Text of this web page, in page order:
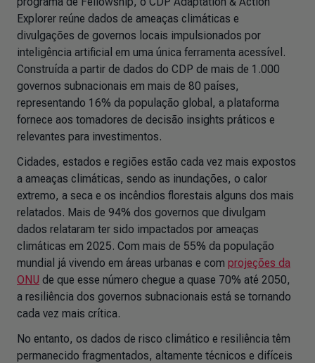
Explorer reúne dados de ameaças climáticas e
divulgações de governos locais impulsionados por
inteligência artificial em uma única ferramenta acessível.
Construída a partir de dados do CDP de mais de 1.000
governos subnacionais em mais de 80 países,
representando 16% da população global, a plataforma
fornece aos tomadores de decisão insights práticos e
relevantes para investimentos.
Cidades, estados e regiões estão cada vez mais expostos
a ameaças climáticas, sendo as inundações, o calor
extremo, a seca e os incêndios florestais alguns dos mais
relatados. Mais de 94% dos governos que divulgam
dados relataram ter sido impactados por ameaças
climáticas em 2025. Com mais de 55% da população
mundial já vivendo em áreas urbanas e com projeções da
ONU de que esse número chegue a quase 70% até 2050,
a resiliência dos governos subnacionais está se tornando
cada vez mais crítica.
No entanto, os dados de risco climático e resiliência têm
permanecido fragmentados, altamente técnicos e difíceis